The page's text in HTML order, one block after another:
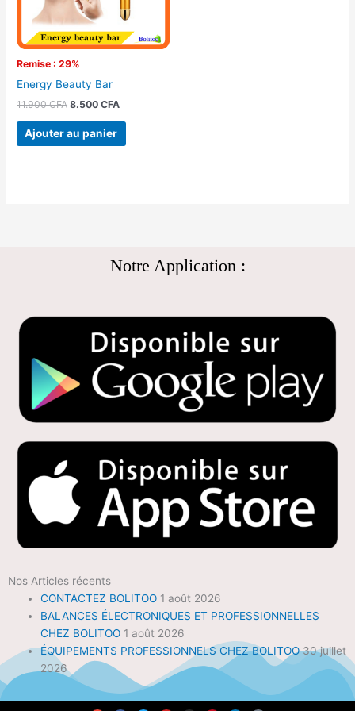
Remise : 29%
Energy Beauty Bar
11.900CFA 8.500CFA
Ajouter au panier
Notre Application :
Nos Articles récents
CONTACTEZ BOLITOO 1 août 2026
BALANCES ÉLECTRONIQUES ET PROFESSIONNELLES
CHEZ BOLITOO 1 août 2026
ÉQUIPEMENTS PROFESSIONNELS CHEZ BOLITOO 30 juillet
2026